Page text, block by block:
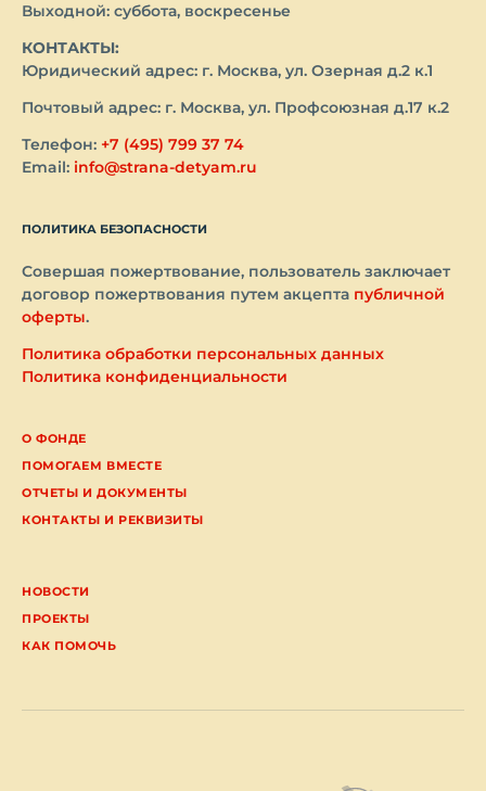
Выходной: суббота, воскресенье
КОНТАКТЫ:
Юридический адрес: г. Москва, ул. Озерная д.2 к.1
Почтовый адрес: г. Москва, ул. Профсоюзная д.17 к.2
Телефон: +7 (495) 799 37 74
Email: info@strana-detyam.ru
О ФОНДЕ
ПОМОГАЕМ ВМЕСТЕ
ОТЧЕТЫ И ДОКУМЕНТЫ
КОНТАКТЫ И РЕКВИЗИТЫ
НОВОСТИ
ПРОЕКТЫ
КАК ПОМОЧЬ
ПОЛИТИКА БЕЗОПАСНОСТИ
Совершая пожертвование, пользователь заключает
договор пожертвования путем акцепта публичной
оферты.
Политика обработки персональных данных
Политика конфиденциальности